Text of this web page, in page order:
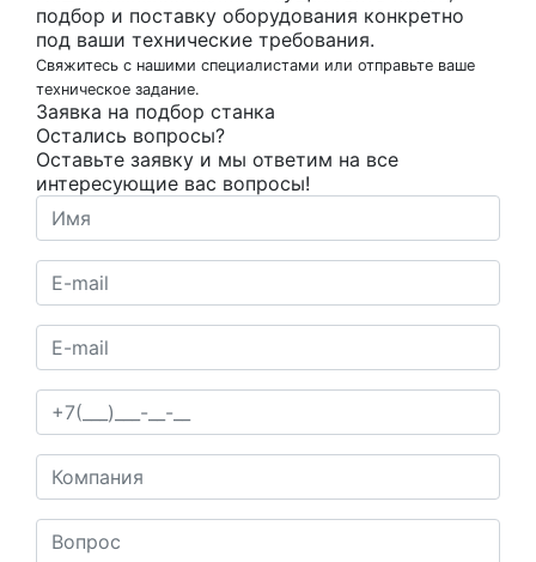
подбор и поставку оборудования конкретно
под ваши технические требования.
Свяжитесь с нашими специалистами или отправьте ваше
техническое задание.
Заявка на подбор станка
Остались вопросы?
Оставьте заявку и мы ответим на все
интересующие вас вопросы!